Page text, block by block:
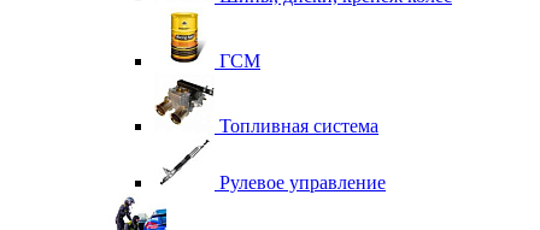
ГСМ
Топливная система
Рулевое управление